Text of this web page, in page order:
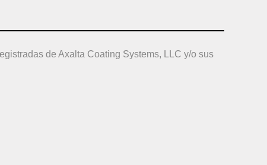
de Axalta Coating Systems, LLC y/o sus